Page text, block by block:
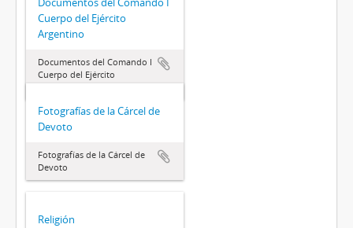
Cuerpo del Ejército
Argentino
Documentos del Comando I
Cuerpo del Ejército
Argentino
Fotografías de la Cárcel de
Devoto
Fotografías de la Cárcel de
Devoto
Religión